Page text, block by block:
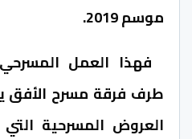
موسم 2019.
فهذا العمل
طرف فرقة مسرح الأفق
العروض المسرحية التي